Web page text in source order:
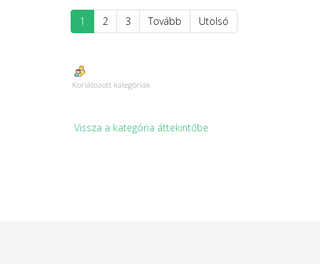
1 2 3 Tovább Utolsó
Korlátozott kategóriák
Vissza a kategória áttekintőbe